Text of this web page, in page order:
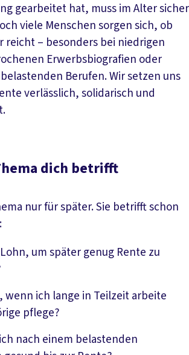
gearbeitet hat, muss im Alter sicher
viele Menschen sorgen sich, ob
reicht – besonders bei niedrigen
Erwerbsbiografien oder
Berufen. Wir setzen uns
verlässlich, solidarisch und
dich betrifft
nur für später. Sie betrifft schon
um später genug Rente zu
wenn ich lange in Teilzeit arbeite
pflege?
nach einem belastenden